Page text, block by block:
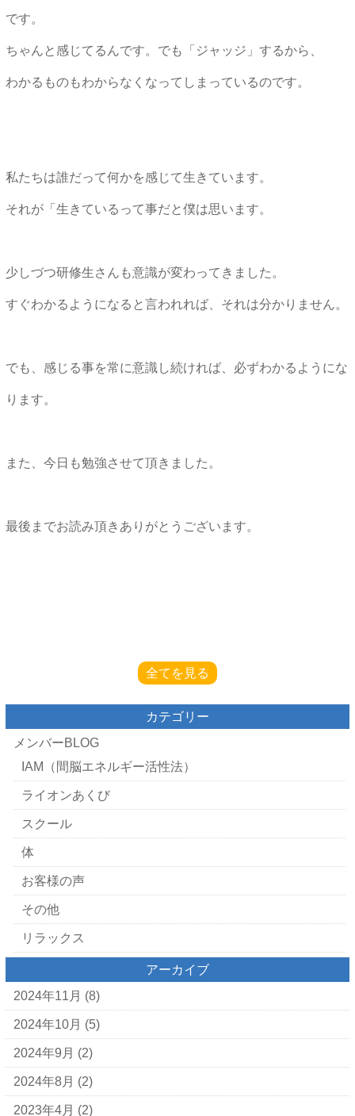
です。
ちゃんと感じてるんです。でも「ジャッジ」するから、
わかるものもわからなくなってしまっているのです。
私たちは誰だって何かを感じて生きています。
それが「生きているって事だと僕は思います。
少しづつ研修生さんも意識が変わってきました。
すぐわかるようになると言われれば、それは分かりません。
でも、感じる事を常に意識し続ければ、必ずわかるようにな
ります。
また、今日も勉強させて頂きました。
最後までお読み頂きありがとうございます。
全てを見る
カテゴリー
メンバーBLOG
IAM（間脳エネルギー活性法）
ライオンあくび
スクール
体
お客様の声
その他
リラックス
アーカイブ
2024年11月 (8)
2024年10月 (5)
2024年9月 (2)
2024年8月 (2)
2023年4月 (2)